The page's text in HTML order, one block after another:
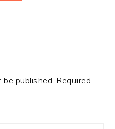
published. Required